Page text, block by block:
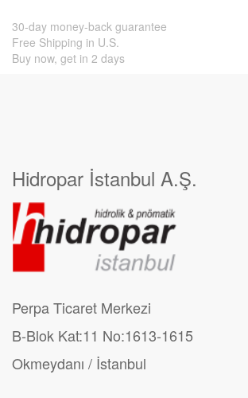
30-day money-back guarantee
Free Shipping in U.S.
Buy now, get in 2 days
Hidropar İstanbul A.Ş.
Perpa Ticaret Merkezi
B-Blok Kat:11 No:1613-1615
Okmeydanı / İstanbul